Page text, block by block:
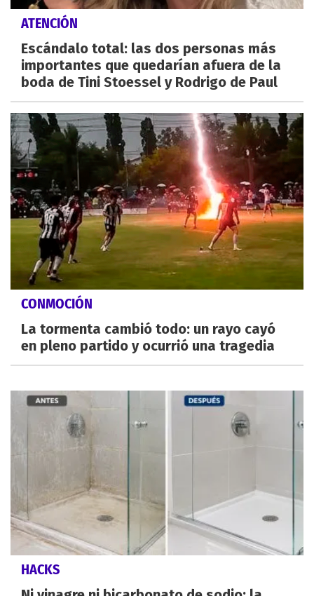
ATENCIÓN
Escándalo total: las dos personas más
importantes que quedarían afuera de la
boda de Tini Stoessel y Rodrigo de Paul
CONMOCIÓN
La tormenta cambió todo: un rayo cayó
en pleno partido y ocurrió una tragedia
HACKS